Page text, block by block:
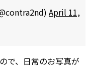
April 11,
で、日常のお写真が